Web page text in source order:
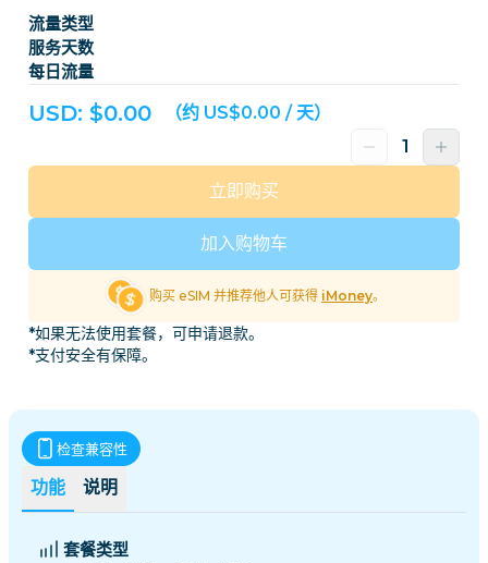
流量类型
服务天数
每日流量
USD: $0.00 （约 US$0.00 / 天）
加入购物车
立即购买
购买 eSIM 并推荐他人可获得 iMoney。
*如果无法使用套餐，可申请退款。
*支付安全有保障。
功能 说明
检查兼容性
套餐类型